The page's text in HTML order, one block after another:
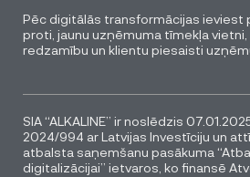
Pēc digitālās transformācijas ieviest
proti, jaunu uzņēmuma tīmekļa
redzamību un klientu piesaisti
SIA “ALKALINE” ir noslēdzis
2024/994 ar Latvijas Investīciju un
atbalsta saņemšanu pasākuma
digitalizācijai” ietvaros, ko finansē